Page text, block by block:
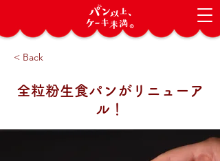
< Back
全粒粉生食パンがリニューア
ル！